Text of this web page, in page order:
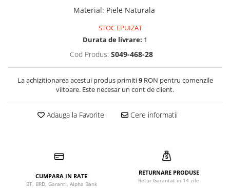
Material: Piele Naturala
STOC EPUIZAT
Durata de livrare: 1
Cod Produs: S049-468-28
La achizitionarea acestui produs primiti9RON pentru comenzile
viitoare. Este necesar un cont de client.
Adauga la Favorite Cere informatii
CUMPARA IN RATE
BT, BRD, Garanti, Alpha Bank
RETURNARE PRODUSE
Retur Garantat in 14 zile